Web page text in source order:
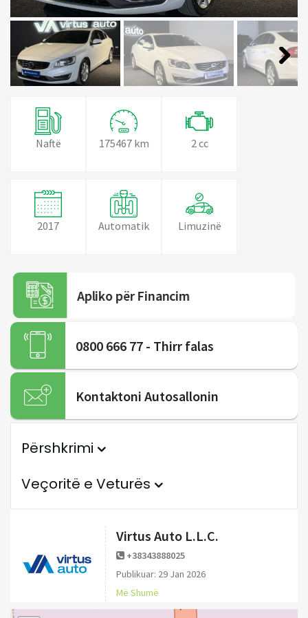
Next
Naftë 175467 km 2 cc
2017 Automatik Limuzinë
Apliko për Financim
0800 666 77 - Thirr falas
Kontaktoni Autosallonin
Përshkrimi
Veçoritë e Veturës
Virtus Auto L.L.C.
+38343888025
Publikuar: 29 Jan 2026
Më Shumë